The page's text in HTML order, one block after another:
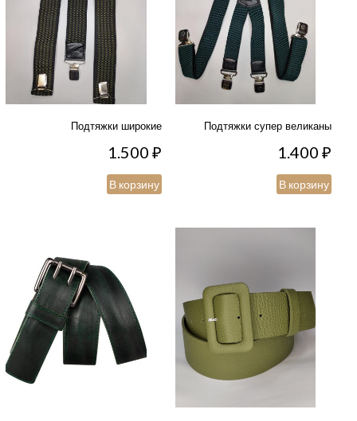
Подтяжки широкие
1.500₽
В корзину
Подтяжки супер великаны
1.400₽
В корзину